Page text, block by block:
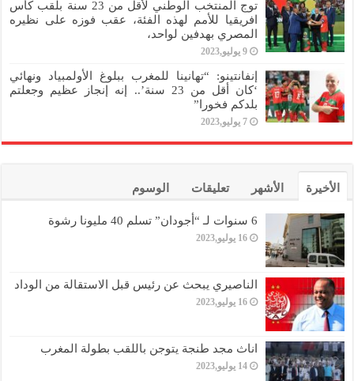
توج المنتخب الوطني لأقل من 23 سنة بلقب كأس
افريقيا للأمم لهذه الفئة، عقب فوزه على نظيره
المصري بهدفين لواحد،
9 يوليو,2023
إنفانتينو: “تهانينا للمغرب ببلوغ الأولمبياد ونهائي
‘كان أقل من 23 سنة’.. إنه إنجاز عظيم وجعلتم
بلدكم فخورا”
7 يوليو,2023
الأخيرة الأشهر تعليقات الوسوم
6 سنوات لـ “أجودان” تسلم 40 مليونا رشوة
16 يوليو,2023
الناصيري يبحث عن رئيس قبل الاستقالة من الوداد
16 يوليو,2023
اناث مجد طنجة يتوجن باللقب بطولة المغرب
14 يوليو,2023